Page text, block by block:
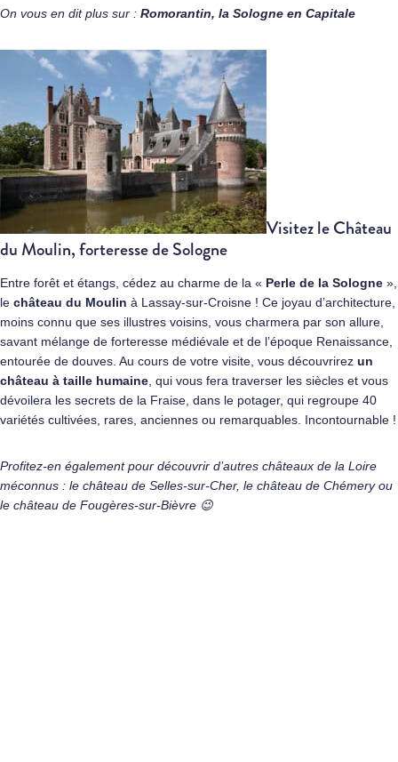
On vous en dit plus sur : Romorantin, la Sologne en Capitale
Visitez le Château
du Moulin, forteresse de Sologne
Entre forêt et étangs, cédez au charme de la « Perle de la Sologne »,
le château du Moulin à Lassay-sur-Croisne ! Ce joyau d’architecture,
moins connu que ses illustres voisins, vous charmera par son allure,
savant mélange de forteresse médiévale et de l’époque Renaissance,
entourée de douves. Au cours de votre visite, vous découvrirez un
château à taille humaine , qui vous fera traverser les siècles et vous
dévoilera les secrets de la Fraise, dans le potager, qui regroupe 40
variétés cultivées, rares, anciennes ou remarquables. Incontournable !
Profitez-en également pour découvrir d’autres châteaux de la Loire
méconnus : le château de Selles-sur-Cher, le château de Chémery ou
le château de Fougères-sur-Bièvre 😉